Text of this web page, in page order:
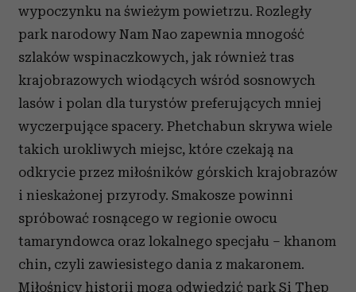
wypoczynku na świeżym powietrzu. Rozległy
park narodowy Nam Nao zapewnia mnogość
szlaków wspinaczkowych, jak również tras
krajobrazowych wiodących wśród sosnowych
lasów i polan dla turystów preferujących mniej
wyczerpujące spacery. Phetchabun skrywa wiele
takich urokliwych miejsc, które czekają na
odkrycie przez miłośników górskich krajobrazów
i nieskażonej przyrody. Smakosze powinni
spróbować rosnącego w regionie owocu
tamaryndowca oraz lokalnego specjału – khanom
chin, czyli zawiesistego dania z makaronem.
Miłośnicy historii mogą odwiedzić park Si Thep